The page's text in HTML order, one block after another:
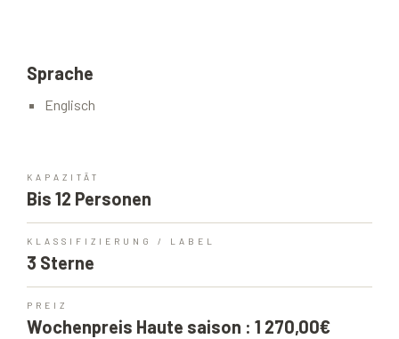
Sprache
Englisch
KAPAZITÄT
Bis 12 Personen
KLASSIFIZIERUNG / LABEL
3 Sterne
PREIZ
Wochenpreis Haute saison : 1 270,00€